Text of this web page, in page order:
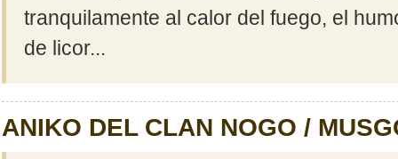
tranquilamente al calor del fuego, el
de licor...
ANIKO DEL CLAN NOGO /